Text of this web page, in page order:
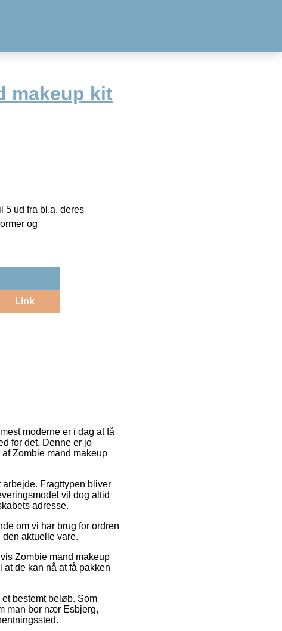
makeup kit
5 ud fra bl.a. deres
og
Link
moderne er i dag at få
for det. Denne er jo
Zombie mand makeup
Fragttypen bliver
vil dog altid
adresse.
om vi har brug for ordren
den aktuelle vare.
Zombie mand makeup
at de kan nå at få pakken
bestemt beløb. Som
man bor nær Esbjerg,